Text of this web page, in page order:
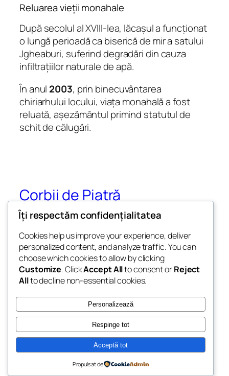
Reluarea vieții monahale
După secolul al XVIII-lea, lăcașul a funcționat
o lungă perioadă ca biserică de mir a satului
Jgheaburi, suferind degradări din cauza
infiltrațiilor naturale de apă.
În anul 2003, prin binecuvântarea
chiriarhului locului, viața monahală a fost
reluată, așezământul primind statutul de
schit de călugări.
Corbii de Piatră
Ansamblul Monahal și Mănăstirea Rupestră
Corbii de Piatră
Blog
Despre
Întrebări frecvente
Autori
Evenimente
Shop
Modele
Teme
Twenty Twenty-Five Proiectat cuWordPress
Îți respectăm confidențialitatea
Cookies help us improve your experience, deliver
personalized content, and analyze traffic. You can
choose which cookies to allow by clicking
Customize. ClickAccept Allto consent orReject
Allto decline non-essential cookies.
Personalizează
Respinge tot
Acceptă tot
Propulsat de